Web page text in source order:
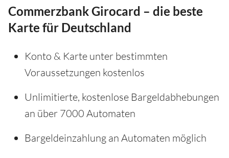
Commerzbank Girocard – die beste
Karte für Deutschland
Konto & Karte unter bestimmten
Voraussetzungen kostenlos
Unlimitierte, kostenlose Bargeldabhebungen
an über 7000 Automaten
Bargeldeinzahlung an Automaten möglich